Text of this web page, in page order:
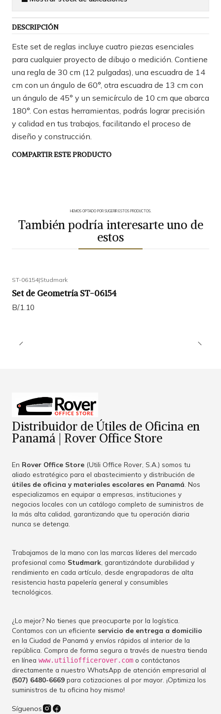
DESCRIPCIÓN
Este set de reglas incluye cuatro piezas esenciales
para cualquier proyecto de dibujo o medición. Contiene
una regla de 30 cm (12 pulgadas), una escuadra de 14
cm con un ángulo de 60°, otra escuadra de 13 cm con
un ángulo de 45° y un semicírculo de 10 cm que abarca
180°. Con estas herramientas, podrás lograr precisión
y calidad en tus trabajos, facilitando el proceso de
diseño y construcción.
COMPARTIR ESTE PRODUCTO
HEMOS OPTADO POR SUGERIR ESTOS PRODUCTOS.
También podría interesarte uno de
estos
ST-06154|Studmark
Set de Geometría ST-06154
B/.1.10
Distribuidor de Útiles de Oficina en
Panamá | Rover Office Store
En Rover Office Store (Utili Office Rover, S.A.) somos tu
aliado estratégico para el abastecimiento y distribución de
útiles de oficina y materiales escolares en Panamá. Nos
especializamos en equipar a empresas, instituciones y
negocios locales con un catálogo completo de suministros de
la más alta calidad, garantizando que tu operación diaria
nunca se detenga.
Trabajamos de la mano con las marcas líderes del mercado
profesional como Studmark, garantizándote durabilidad y
rendimiento en cada artículo, desde engrapadoras de alta
resistencia hasta papelería general y consumibles
tecnológicos.
¿Lo mejor? No tienes que preocuparte por la logística.
Contamos con un eficiente servicio de entrega a domicilio
en la Ciudad de Panamá y envíos rápidos al interior de la
república. Compra de forma segura a través de nuestra tienda
en línea www.utiliofficerover.com o contáctanos
directamente a nuestro WhatsApp de atención empresarial al
(507) 6480-6669 para cotizaciones al por mayor. ¡Optimiza los
suministros de tu oficina hoy mismo!
Síguenos